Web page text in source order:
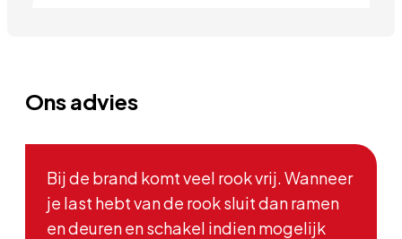
Ons advies
Bij de brand komt veel rook vrij. Wanneer
je last hebt van de rook sluit dan ramen
en deuren en schakel indien mogelijk